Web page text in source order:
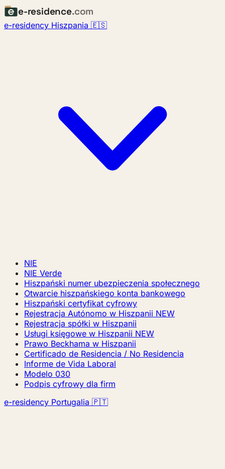
e-residence.com
e-residency Hiszpania 🇪🇸
NIE
NIE Verde
Hiszpański numer ubezpieczenia społecznego
Otwarcie hiszpańskiego konta bankowego
Hiszpański certyfikat cyfrowy
Rejestracja Autónomo w Hiszpanii NEW
Rejestracja spółki w Hiszpanii
Usługi księgowe w Hiszpanii NEW
Prawo Beckhama w Hiszpanii
Certificado de Residencia / No Residencia
Informe de Vida Laboral
Modelo 030
Podpis cyfrowy dla firm
e-residency Portugalia 🇵🇹